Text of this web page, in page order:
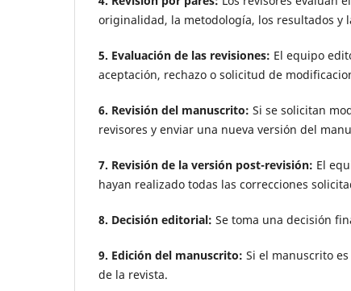
originalidad, la metodología, los resultados y
5. Evaluación de las revisiones: El equipo
aceptación, rechazo o solicitud de
6. Revisión del manuscrito: Si se solicitan
revisores y enviar una nueva versión del
7. Revisión de la versión post-revisión: El
hayan realizado todas las correcciones
8. Decisión editorial: Se toma una decisión
9. Edición del manuscrito: Si el manuscrito
de la revista.